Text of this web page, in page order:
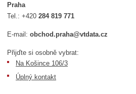
Praha
Tel.:+420284 819 771
E-mail:obchod.praha@vtdata.cz
Přijďte si osobně vybrat:
Na Košince 106/3
Úplný kontakt